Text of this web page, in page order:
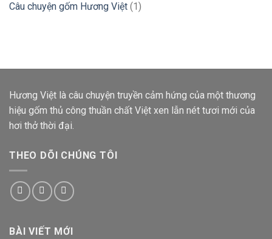
Câu chuyện gốm Hương Việt (1)
Hương Việt là câu chuyện truyền cảm hứng của một thương
hiệu gốm thủ công thuần chất Việt xen lẫn nét tươi mới của
hơi thở thời đại.
THEO DÕI CHÚNG TÔI
BÀI VIẾT MỚI